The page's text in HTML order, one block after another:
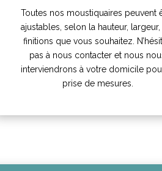
Toutes nos moustiquaires peuvent
ajustables, selon la hauteur, largeur,
finitions que vous souhaitez.
pas à nous contacter et nous
interviendrons à votre domicile
prise de mesures.